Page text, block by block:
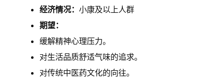
经济情况： 小康及以上人群
期望：
缓解精神心理压力。
对生活品质舒适气味的追求。
对传统中医药文化的向往。